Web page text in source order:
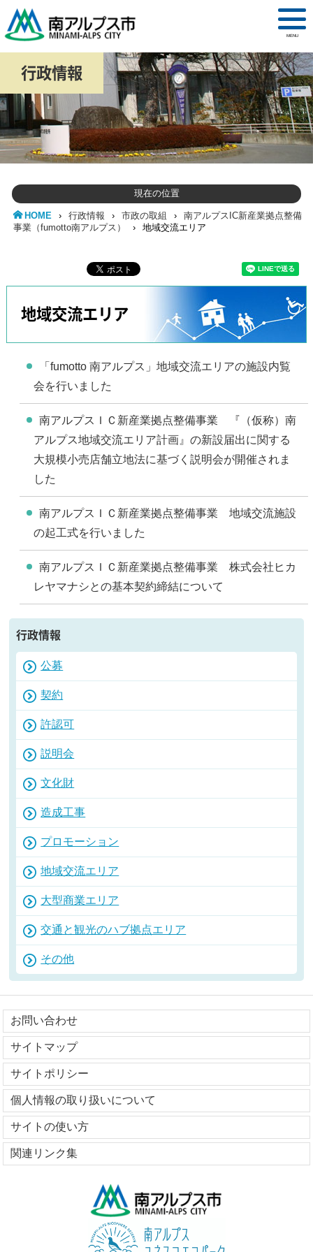
MENU
行政情報
現在の位置
HOME › 行政情報 › 市政の取組 ›
南アルプスIC新産業拠点整備
事業（fumotto南アルプス）
› 地域交流エリア
地域交流エリア
「fumotto 南アルプス」地域交流エリアの施設内覧
会を行いました
南アルプスＩＣ新産業拠点整備事業 『（仮称）南
アルプス地域交流エリア計画』の新設届出に関する
大規模小売店舗立地法に基づく説明会が開催されま
した
南アルプスＩＣ新産業拠点整備事業 地域交流施設
の起工式を行いました
南アルプスＩＣ新産業拠点整備事業 株式会社ヒカ
レヤマナシとの基本契約締結について
行政情報
公募
契約
許認可
説明会
文化財
造成工事
プロモーション
地域交流エリア
大型商業エリア
交通と観光のハブ拠点エリア
その他
お問い合わせ
サイトマップ
サイトポリシー
個人情報の取り扱いについて
サイトの使い方
関連リンク集